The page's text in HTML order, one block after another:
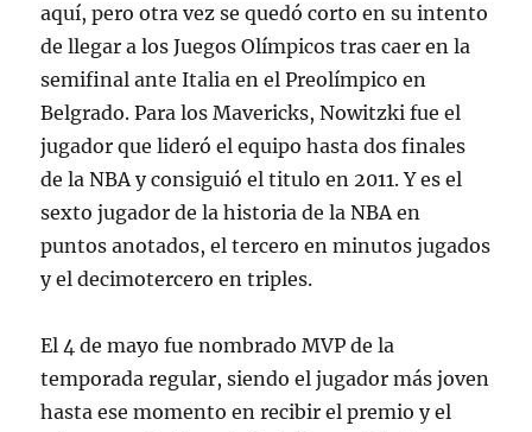
aquí, pero otra vez se quedó corto en su intento
de llegar a los Juegos Olímpicos tras caer en la
semifinal ante Italia en el Preolímpico en
Belgrado. Para los Mavericks, Nowitzki fue el
jugador que lideró el equipo hasta dos finales
de la NBA y consiguió el titulo en 2011. Y es el
sexto jugador de la historia de la NBA en
puntos anotados, el tercero en minutos jugados
y el decimotercero en triples.
El 4 de mayo fue nombrado MVP de la
temporada regular, siendo el jugador más joven
hasta ese momento en recibir el premio y el